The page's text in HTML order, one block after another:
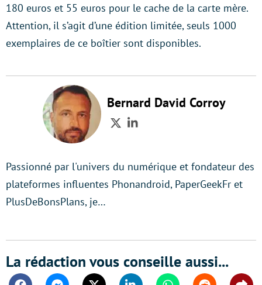
180 euros et 55 euros pour le cache de la carte mère.
Attention, il s’agit d’une édition limitée, seuls 1000
exemplaires de ce boîtier sont disponibles.
Bernard David Corroy
TwitterLinkedIn
Passionné par l'univers du numérique et fondateur des
plateformes influentes Phonandroid, PaperGeekFr et
PlusDeBonsPlans, je…
La rédaction vous conseille aussi...